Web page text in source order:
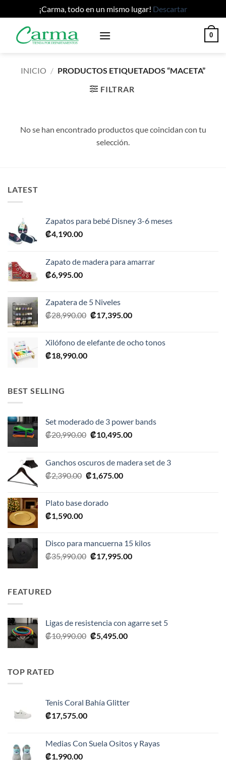
¡Carma, todo en un mismo lugar! Descartar
0
INICIO / PRODUCTOS ETIQUETADOS “MACETA”
FILTRAR
No se han encontrado productos que coincidan con tu
selección.
LATEST
Zapatos para bebé Disney 3-6 meses
₡4,190.00
Zapato de madera para amarrar
₡6,995.00
Zapatera de 5 Niveles
₡28,990.00 El
era:
₡17,395.00El
es:
Xilófono de elefante de ocho tonos
₡18,990.00
BEST SELLING
Set moderado de 3 power bands
₡20,990.00 El
era:
₡20,990.00.
₡10,495.00El
es:
Ganchos oscuros de madera set de 3
₡2,390.00 El
era:
₡1,675.00El
Plato base dorado
₡1,590.00
Disco para mancuerna 15 kilos
₡35,990.00 El
₡17,995.00El
FEATURED
Ligas de resistencia con agarre set 5
₡10,990.00 El
₡5,495.00El
TOP RATED
Tenis Coral Bahía Glitter
₡17,575.00
Medias Con Suela Ositos y Rayas
₡1,990.00